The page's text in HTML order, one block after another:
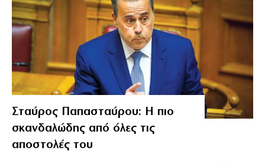
Σταύρος Παπασταύρου: Η πιο
σκανδαλώδης από όλες τις
αποστολές του